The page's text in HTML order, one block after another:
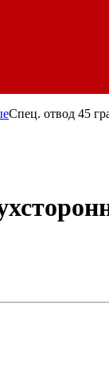
Спец. отвод 45